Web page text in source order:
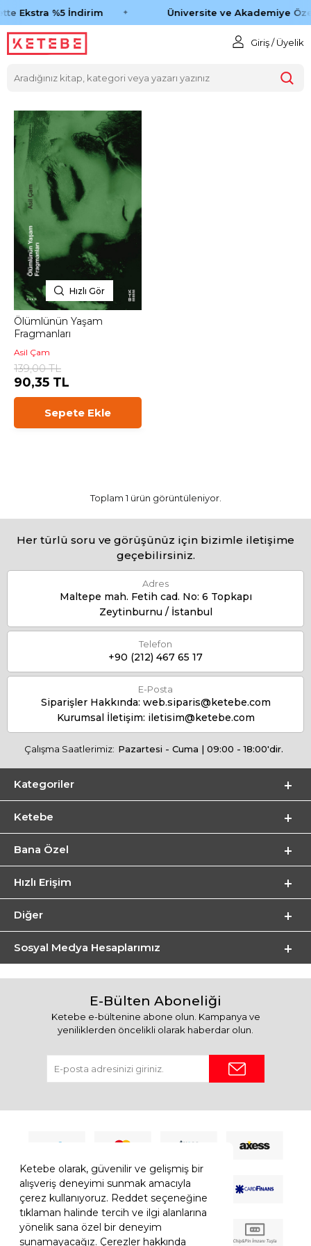
Ketebe olarak, güvenilir ve gelişmiş bir
alışveriş deneyimi sunmak amacıyla
çerez kullanıyoruz. Reddet seçeneğine
tıklaman halinde tercih ve ilgi alanlarına
yönelik sana özel bir deneyim
sunamayacağız. Çerezler hakkında
Ekstra %5 İndirim Üniversite ve Akademiye
Giriş / Üyelik
Hızlı Gör
Ölümlünün Yaşam
Fragmanları
Asil Çam
139,00 TL
90,35 TL
Sepete Ekle
Toplam 1 ürün görüntüleniyor.
Her türlü soru ve görüşünüz için bizimle iletişime
geçebilirsiniz.
Adres
Maltepe mah. Fetih cad. No: 6 Topkapı
Zeytinburnu / İstanbul
Telefon
+90 (212) 467 65 17
E-Posta
Siparişler Hakkında: web.siparis@ketebe.com
Kurumsal İletişim: iletisim@ketebe.com
Çalışma Saatlerimiz: Pazartesi - Cuma | 09:00 - 18:00'dir.
Kategoriler
Ketebe
Bana Özel
Hızlı Erişim
Diğer
Sosyal Medya Hesaplarımız
E-Bülten Aboneliği
Ketebe e-bültenine abone olun. Kampanya ve
yeniliklerden öncelikli olarak haberdar olun.